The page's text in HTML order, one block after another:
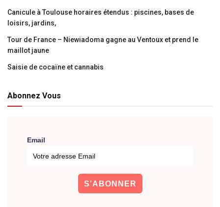
Canicule à Toulouse horaires étendus : piscines, bases de
loisirs, jardins,
Tour de France – Niewiadoma gagne au Ventoux et prend le
maillot jaune
Saisie de cocaïne et cannabis
Abonnez Vous
Email